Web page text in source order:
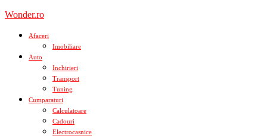
Skip
content
Wonder.ro
Afaceri
Imobiliare
Auto
Inchirieri
Transport
Tuning
Cumparaturi
Calculatoare
Cadouri
Electrocasnice